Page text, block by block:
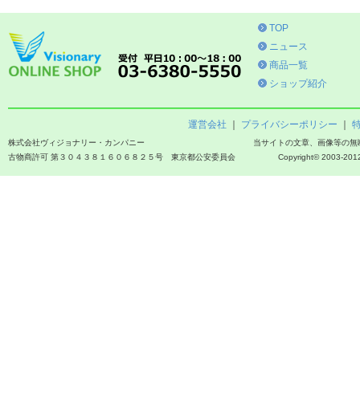
TOP
ニュース
商品一覧
ショップ紹介
運営会社 プライバシーポリシー
当サイトの文章、画像等の
Copyright© 2003-
株式会社ヴィジョナリー・カンパニー
古物商許可 第３０４３８１６０６８２５号 東京都公安委員会